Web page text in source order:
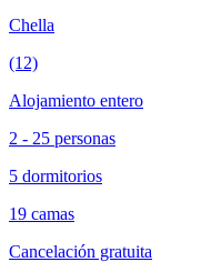
Chella
(12)
Alojamiento entero
2 - 25 personas
5 dormitorios
19 camas
Cancelación gratuita